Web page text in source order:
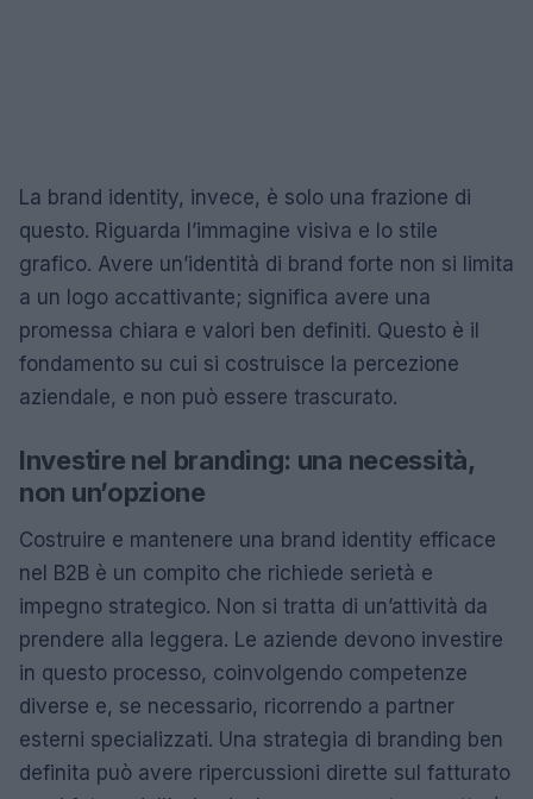
La brand identity, invece, è solo una frazione di
questo. Riguarda l’immagine visiva e lo stile
grafico. Avere un’identità di brand forte non si limita
a un logo accattivante; significa avere una
promessa chiara e valori ben definiti. Questo è il
fondamento su cui si costruisce la percezione
aziendale, e non può essere trascurato.
Investire nel branding: una necessità,
non un’opzione
Costruire e mantenere una brand identity efficace
nel B2B è un compito che richiede serietà e
impegno strategico. Non si tratta di un’attività da
prendere alla leggera. Le aziende devono investire
in questo processo, coinvolgendo competenze
diverse e, se necessario, ricorrendo a partner
esterni specializzati. Una strategia di branding ben
definita può avere ripercussioni dirette sul fatturato